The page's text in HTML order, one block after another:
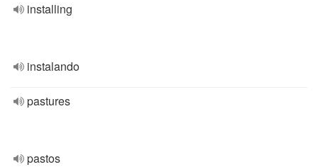
installing
instalando
pastures
pastos